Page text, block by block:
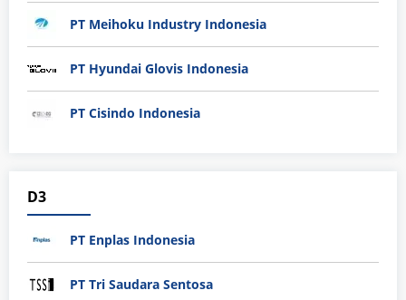
PT Meihoku Industry Indonesia
PT Hyundai Glovis Indonesia
PT Cisindo Indonesia
D3
PT Enplas Indonesia
PT Tri Saudara Sentosa